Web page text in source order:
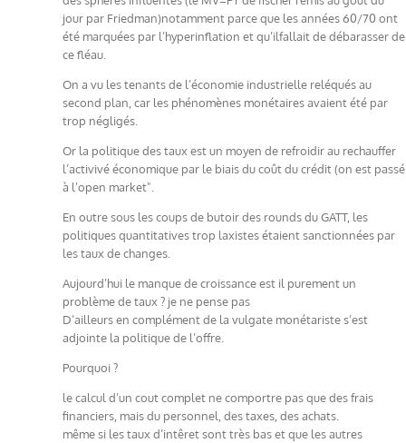
jour par Friedman)notamment parce que les années 60/70 ont
été marquées par l’hyperinflation et qu’ilfallait de débarasser de
ce fléau.
On a vu les tenants de l’économie industrielle reléqués au
second plan, car les phénomènes monétaires avaient été par
trop négligés.
Or la politique des taux est un moyen de refroidir au rechauffer
l’activivé économique par le biais du coût du crédit (on est passé
à l’open market".
En outre sous les coups de butoir des rounds du GATT, les
politiques quantitatives trop laxistes étaient sanctionnées par
les taux de changes.
Aujourd’hui le manque de croissance est il purement un
problème de taux ? je ne pense pas
D’ailleurs en complément de la vulgate monétariste s’est
adjointe la politique de l’offre.
Pourquoi ?
le calcul d’un cout complet ne comportre pas que des frais
financiers, mais du personnel, des taxes, des achats.
même si les taux d’intêret sont très bas et que les autres